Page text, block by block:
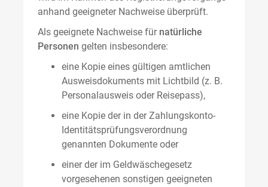
anhand geeigneter Nachweise überprüft.
Als geeignete Nachweise für natürliche
Personen gelten insbesondere:
eine Kopie eines gültigen amtlichen
Ausweisdokuments mit Lichtbild (z. B.
Personalausweis oder Reisepass),
eine Kopie der in der Zahlungskonto-
Identitätsprüfungsverordnung
genannten Dokumente oder
einer der im Geldwäschegesetz
vorgesehenen sonstigen geeigneten